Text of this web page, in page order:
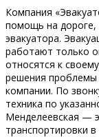
Компания
помощь на дороге,
эвакуатора.
работают только
относятся к
решения проблемы
компании. По
техника по
Менделеевская —
транспортировки